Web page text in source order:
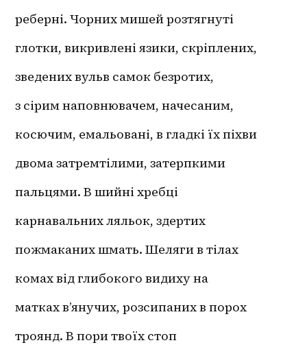
реберні. Чорних мишей розтягнуті
глотки, викривлені язики, скріплених,
зведених вульв самок безротих,
з сірим наповнювачем, начесаним,
косючим, емальовані, в гладкі їх піхви
двома затремтілими, затерпкими
пальцями. В шийні хребці
карнавальних ляльок, здертих
пожмаканих шмать. Шеляги в тілах
комах від глибокого видиху на
матках в’янучих, розсипаних в порох
троянд. В пори твоїх стоп